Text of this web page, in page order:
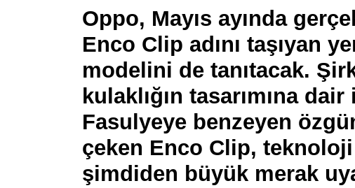
Oppo, Mayıs ayında
Enco Clip adını taşıyan
modelini de tanıtacak.
kulaklığın tasarımına
Fasulyeye benzeyen
çeken Enco Clip,
şimdiden büyük merak